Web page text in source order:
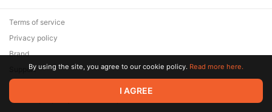
© 2026 Zaya Solutions Limited. All rights reserved. All trademarks
are the property of their respective owners.
Terms of service
Privacy policy
Brand
SupportBy using the site, you agree to our cookie policy. Read more here.
I AGREE